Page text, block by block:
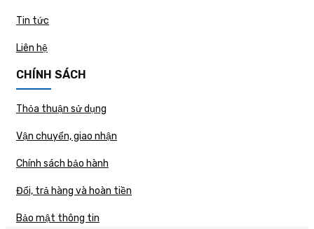
Tin tức
Liên hệ
CHÍNH SÁCH
Thỏa thuận sử dụng
Vận chuyển, giao nhận
Chính sách bảo hành
Đổi, trả hàng và hoàn tiền
Bảo mật thông tin